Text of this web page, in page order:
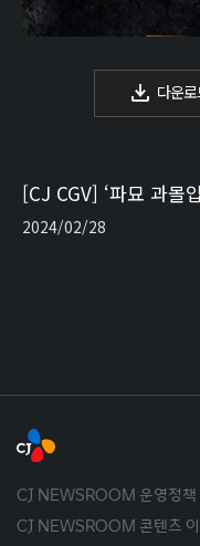
다운
[CJ CGV] ‘파묘 과몰
2024/02/28
CJ NEWSROOM 운영정책
CJ NEWSROOM 콘텐츠